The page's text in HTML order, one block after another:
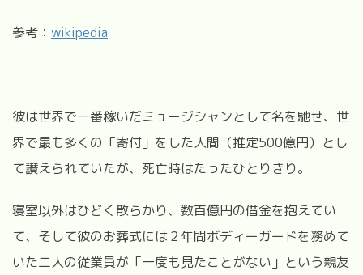
参考： wikipedia
彼は世界で一番稼いだミュージシャンとして名を馳せ、世
界で最も多くの「寄付」をした人間（推定500億円）とし
て讃えられていたが、死亡時はたったひとりきり。
寝室以外はひどく散らかり、数百億円の借金を抱えてい
て、そして彼のお葬式には２年間ボディーガードを務めて
いた二人の従業員が「一度も見たことがない」という親友